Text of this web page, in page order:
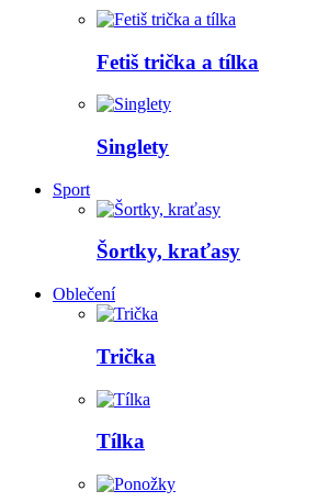
Fetiš trička a tílka
Singlety
Sport
Šortky, kraťasy
Oblečení
Trička
Tílka